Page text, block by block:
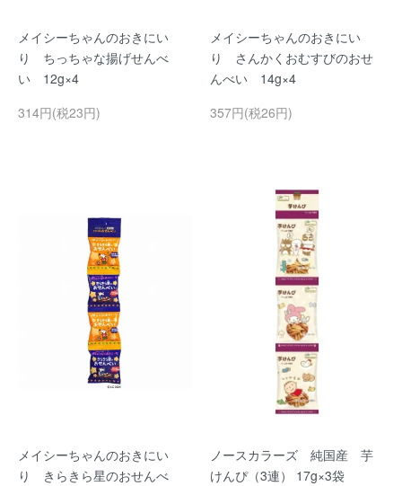
メイシーちゃんのおきにい
り ちっちゃな揚げせんべ
い 12g×4
314円(税23円)
メイシーちゃんのおきにい
り さんかくおむすびのおせ
んべい 14g×4
357円(税26円)
メイシーちゃんのおきにい
り きらきら星のおせんべ
ノースカラーズ 純国産 芋
けんぴ（3連） 17g×3袋